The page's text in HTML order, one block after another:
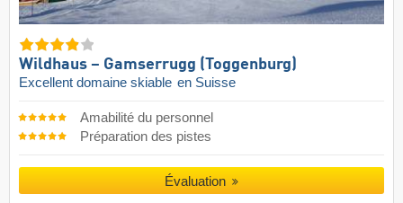
Wildhaus – Gamserrugg (Toggenburg)
Excellent domaine skiable en Suisse
Amabilité du personnel
Préparation des pistes
Évaluation